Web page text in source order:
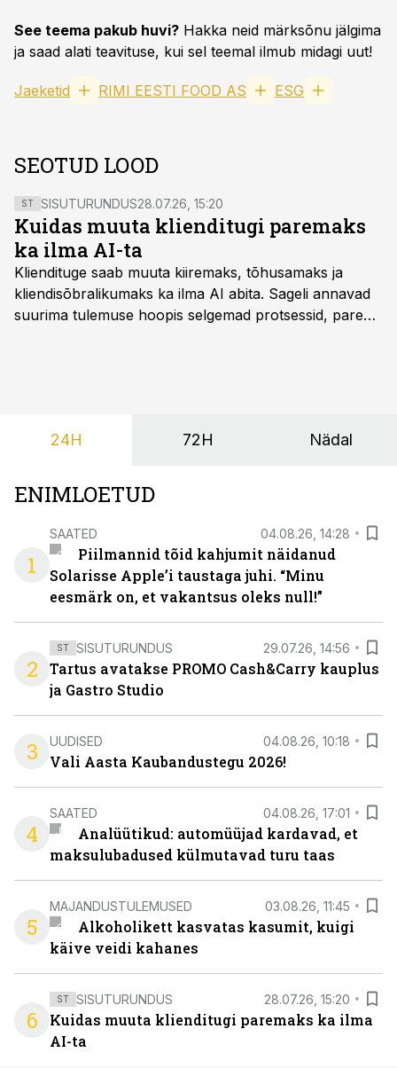
See teema pakub huvi? Hakka neid märksõnu jälgima
ja saad alati teavituse, kui sel teemal ilmub midagi uut!
Jaeketid RIMI EESTI FOOD AS ESG
SEOTUD LOOD
ST SISUTURUNDUS28.07.26, 15:20
Kuidas muuta klienditugi paremaks
ka ilma AI-ta
Kliendituge saab muuta kiiremaks, tõhusamaks ja
kliendisõbralikumaks ka ilma AI abita. Sageli annavad
suurima tulemuse hoopis selgemad protsessid, parem
24H 72H Nädal
ENIMLOETUD
1
SAATED 04.08.26, 14:28
Piilmannid tõid kahjumit näidanud
Solarisse Apple’i taustaga juhi. “Minu
eesmärk on, et vakantsus oleks null!”
2
ST SISUTURUNDUS 29.07.26, 14:56
Tartus avatakse PROMO Cash&Carry kauplus
ja Gastro Studio
3 UUDISED 04.08.26, 10:18
Vali Aasta Kaubandustegu 2026!
4
SAATED 04.08.26, 17:01
Analüütikud: automüüjad kardavad, et
maksulubadused külmutavad turu taas
5
MAJANDUSTULEMUSED 03.08.26, 11:45
Alkoholikett kasvatas kasumit, kuigi
käive veidi kahanes
6
ST SISUTURUNDUS 28.07.26, 15:20
Kuidas muuta klienditugi paremaks ka ilma
AI-ta